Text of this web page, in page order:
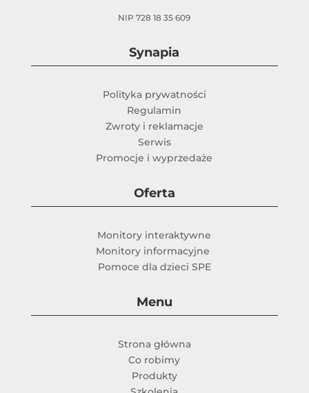
NIP 728 18 35 609
Synapia
Polityka prywatności
Regulamin
Zwroty i reklamacje
Serwis
Promocje i wyprzedaże
Oferta
Monitory interaktywne
Monitory informacyjne
Pomoce dla dzieci SPE
Menu
Strona główna
Co robimy
Produkty